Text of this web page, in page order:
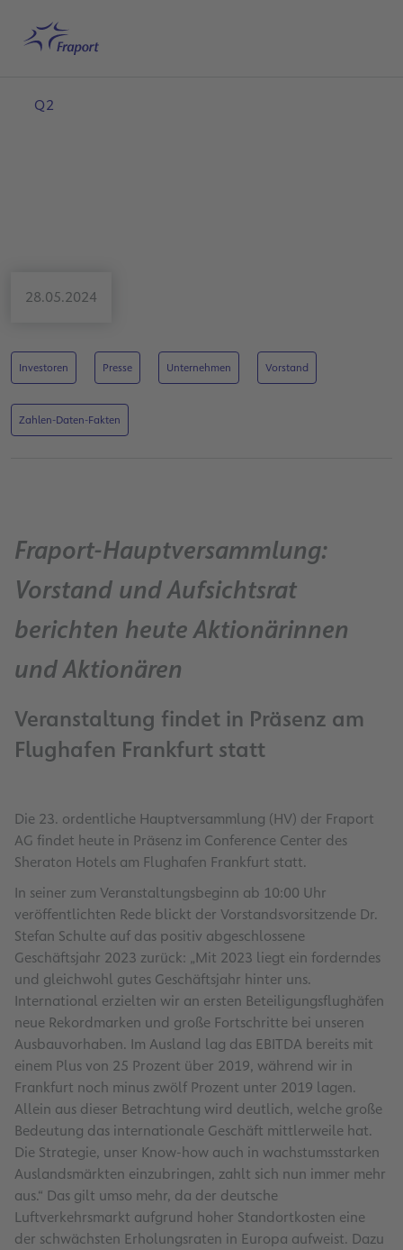
Startseite
Q2
28.05.2024
Investoren Presse Unternehmen Vorstand
Zahlen-Daten-Fakten
Fraport-Hauptversammlung:
Vorstand und Aufsichtsrat
berichten heute Aktionärinnen
und Aktionären
Veranstaltung findet in Präsenz am
Flughafen Frankfurt statt
Die 23. ordentliche Hauptversammlung (HV) der Fraport
AG findet heute in Präsenz im Conference Center des
Sheraton Hotels am Flughafen Frankfurt statt.
In seiner zum Veranstaltungsbeginn ab 10:00 Uhr
veröffentlichten Rede blickt der Vorstandsvorsitzende Dr.
Stefan Schulte auf das positiv abgeschlossene
Geschäftsjahr 2023 zurück: „Mit 2023 liegt ein forderndes
und gleichwohl gutes Geschäftsjahr hinter uns.
International erzielten wir an ersten Beteiligungsflughäfen
neue Rekordmarken und große Fortschritte bei unseren
Ausbauvorhaben. Im Ausland lag das EBITDA bereits mit
einem Plus von 25 Prozent über 2019, während wir in
Frankfurt noch minus zwölf Prozent unter 2019 lagen.
Allein aus dieser Betrachtung wird deutlich, welche große
Bedeutung das internationale Geschäft mittlerweile hat.
Die Strategie, unser Know-how auch in wachstumsstarken
Auslandsmärkten einzubringen, zahlt sich nun immer mehr
aus.“ Das gilt umso mehr, da der deutsche
Luftverkehrsmarkt aufgrund hoher Standortkosten eine
der schwächsten Erholungsraten in Europa aufweist. Dazu